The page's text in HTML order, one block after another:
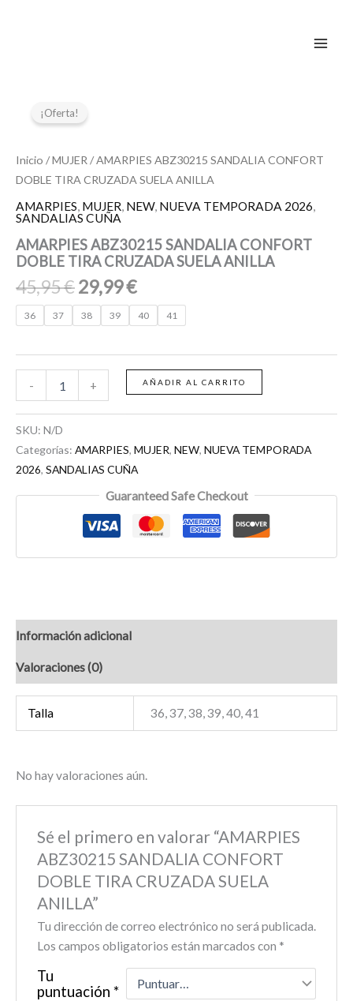
¡Oferta!
Inicio /MUJER / AMARPIES ABZ30215 SANDALIA CONFORT
DOBLE TIRA CRUZADA SUELA ANILLA
AMARPIES, MUJER, NEW, NUEVA TEMPORADA 2026,
SANDALIAS CUÑA
AMARPIES ABZ30215 SANDALIA CONFORT
DOBLE TIRA CRUZADA SUELA ANILLA
45,95€
era:
45,95 €.
29,99€
es:
29,99 €.
36 37 38 39 40 41
-
ABZ30215
SANDALIA
DOBLE
CRUZADA
SUELA
ANILLA
+ AÑADIR AL CARRITO
SKU: N/D
Categorías: AMARPIES, MUJER, NEW, NUEVA TEMPORADA
2026, SANDALIAS CUÑA
Guaranteed Safe Checkout
Información adicional
Valoraciones (0)
Talla 36, 37, 38, 39, 40, 41
No hay valoraciones aún.
Sé el primero en valorar “AMARPIES
ABZ30215 SANDALIA CONFORT
DOBLE TIRA CRUZADA SUELA
ANILLA”
Tu dirección de correo electrónico no será publicada.
Los campos obligatorios están marcados con *
Tu
puntuación *